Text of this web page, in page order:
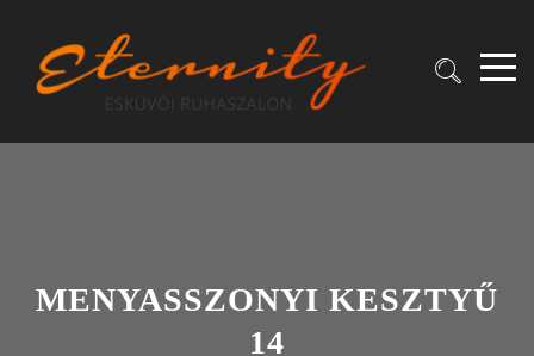
MENYASSZONYI KESZTYŰ
14